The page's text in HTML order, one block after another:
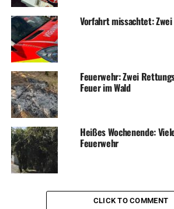
RELATED TOPICS:
UP NEXT
Versuchter Raub in Discounter: Polizei
DON'T MISS
Freie Fahrt in Richtung Hagen – erstmal
Vorfahrt missachtet:
Feuerwehr: Zwei
Feuer im Wald
Heißes Wochenende:
Feuerwehr
CLICK TO COMMENT